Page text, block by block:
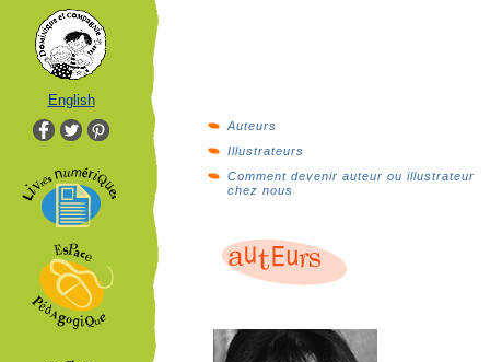
English
Auteurs
Illustrateurs
Comment devenir auteur ou illustrateur
chez nous